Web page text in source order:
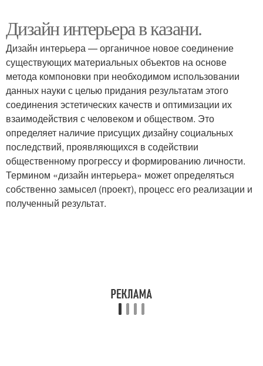
Дизайн интерьера в казани.
Дизайн интерьера — органичное новое соединение
существующих материальных объектов на основе
метода компоновки при необходимом использовании
данных науки с целью придания результатам этого
соединения эстетических качеств и оптимизации их
взаимодействия с человеком и обществом. Это
определяет наличие присущих дизайну социальных
последствий, проявляющихся в содействии
общественному прогрессу и формированию личности.
Термином «дизайн интерьера» может определяться
собственно замысел (проект), процесс его реализации и
полученный результат.